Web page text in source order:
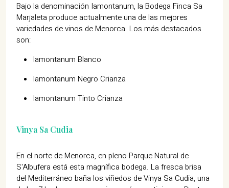
Bajo la denominación Iamontanum, la Bodega Finca Sa
Marjaleta produce actualmente una de las mejores
variedades de vinos de Menorca. Los más destacados
son:
Iamontanum Blanco
Iamontanum Negro Crianza
Iamontanum Tinto Crianza
Vinya Sa Cudia
En el norte de Menorca, en pleno Parque Natural de
S'Albufera está esta magnífica bodega. La fresca brisa
del Mediterráneo baña los viñedos de Vinya Sa Cudia, una